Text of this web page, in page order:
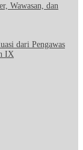
Wawasan, dan
dari Pengawas
IX